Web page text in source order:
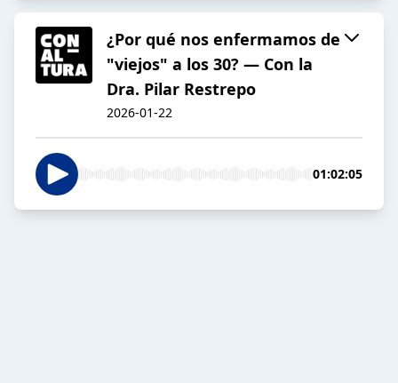
¿Por qué nos enfermamos de
"viejos" a los 30? — Con la
Dra. Pilar Restrepo
2026-01-22
01:02:05